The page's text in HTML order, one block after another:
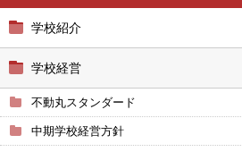
学校紹介
学校経営
不動丸スタンダード
中期学校経営方針